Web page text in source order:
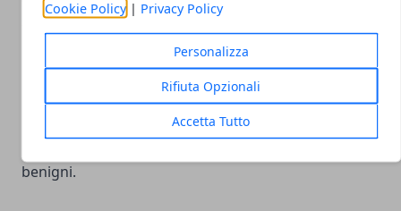
Cookie Policy| Privacy Policy
Personalizza
Rifiuta Opzionali
Accetta Tutto
sono stati compromessi
Negli attacchi BEC che sfruttano le acquisizioni di
la vittima target e il loro partner della supply chain
ma compromesso) in genere non sanno che gli account
sono stati compromessi. In questi attacchi, la maggior
benigni.